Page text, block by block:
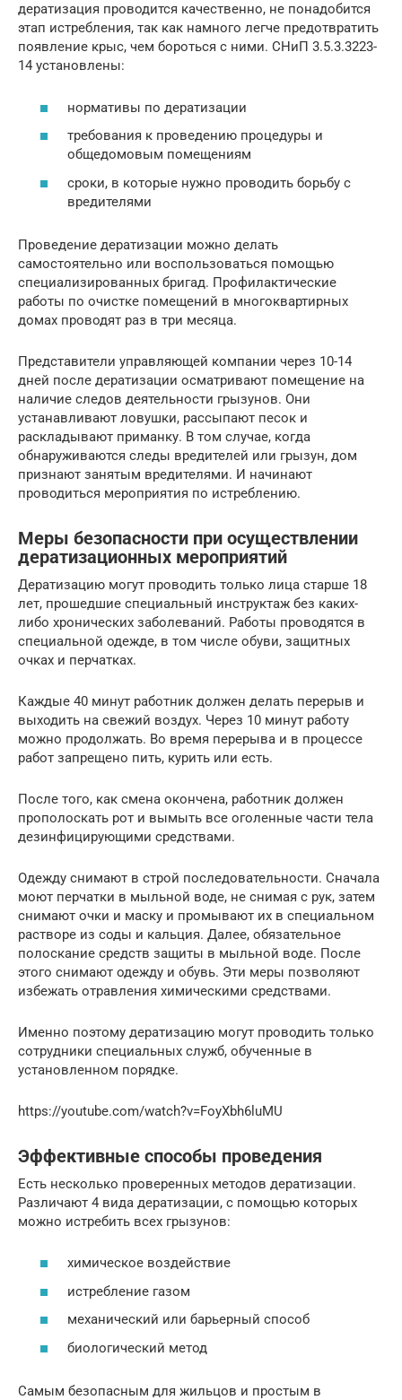
дератизация проводится качественно, не понадобится
этап истребления, так как намного легче предотвратить
появление крыс, чем бороться с ними. СНиП 3.5.3.3223-
14 установлены:
нормативы по дератизации
требования к проведению процедуры и
общедомовым помещениям
сроки, в которые нужно проводить борьбу с
вредителями
Проведение дератизации можно делать
самостоятельно или воспользоваться помощью
специализированных бригад. Профилактические
работы по очистке помещений в многоквартирных
домах проводят раз в три месяца.
Представители управляющей компании через 10-14
дней после дератизации осматривают помещение на
наличие следов деятельности грызунов. Они
устанавливают ловушки, рассыпают песок и
раскладывают приманку. В том случае, когда
обнаруживаются следы вредителей или грызун, дом
признают занятым вредителями. И начинают
проводиться мероприятия по истреблению.
Меры безопасности при осуществлении
дератизационных мероприятий
Дератизацию могут проводить только лица старше 18
лет, прошедшие специальный инструктаж без каких-
либо хронических заболеваний. Работы проводятся в
специальной одежде, в том числе обуви, защитных
очках и перчатках.
Каждые 40 минут работник должен делать перерыв и
выходить на свежий воздух. Через 10 минут работу
можно продолжать. Во время перерыва и в процессе
работ запрещено пить, курить или есть.
После того, как смена окончена, работник должен
прополоскать рот и вымыть все оголенные части тела
дезинфицирующими средствами.
Одежду снимают в строй последовательности. Сначала
моют перчатки в мыльной воде, не снимая с рук, затем
снимают очки и маску и промывают их в специальном
растворе из соды и кальция. Далее, обязательное
полоскание средств защиты в мыльной воде. После
этого снимают одежду и обувь. Эти меры позволяют
избежать отравления химическими средствами.
Именно поэтому дератизацию могут проводить только
сотрудники специальных служб, обученные в
установленном порядке.
https://youtube.com/watch?v=FoyXbh6luMU
Эффективные способы проведения
Есть несколько проверенных методов дератизации.
Различают 4 вида дератизации, с помощью которых
можно истребить всех грызунов:
химическое воздействие
истребление газом
механический или барьерный способ
биологический метод
Самым безопасным для жильцов и простым в